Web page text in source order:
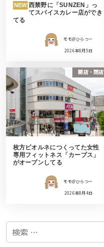
NEW 西禁野に「SUNZEN」っ
てスパイスカレー店ができ
てる
モモ＠ひらつー
2026年8月5日
開店・閉店
枚方ビオルネにつくってた女性
専用フィットネス「カーブス」
がオープンしてる
モモ＠ひらつー
2026年8月4日
検